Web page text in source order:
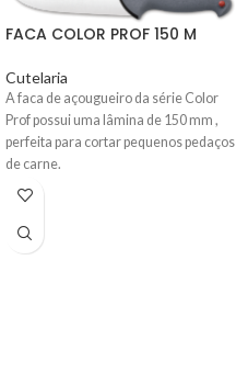
FACA COLOR PROF 150 M
Cutelaria
A faca de açougueiro da série Color
Prof possui uma lâmina de 150 mm ,
perfeita para cortar pequenos pedaços
de carne.